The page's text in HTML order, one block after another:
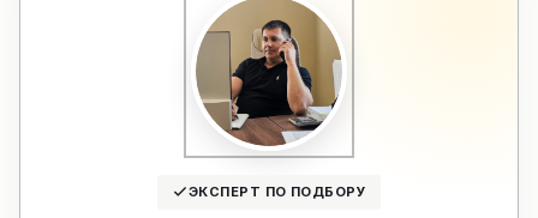
ЭКСПЕРТ ПО ПОДБОРУ